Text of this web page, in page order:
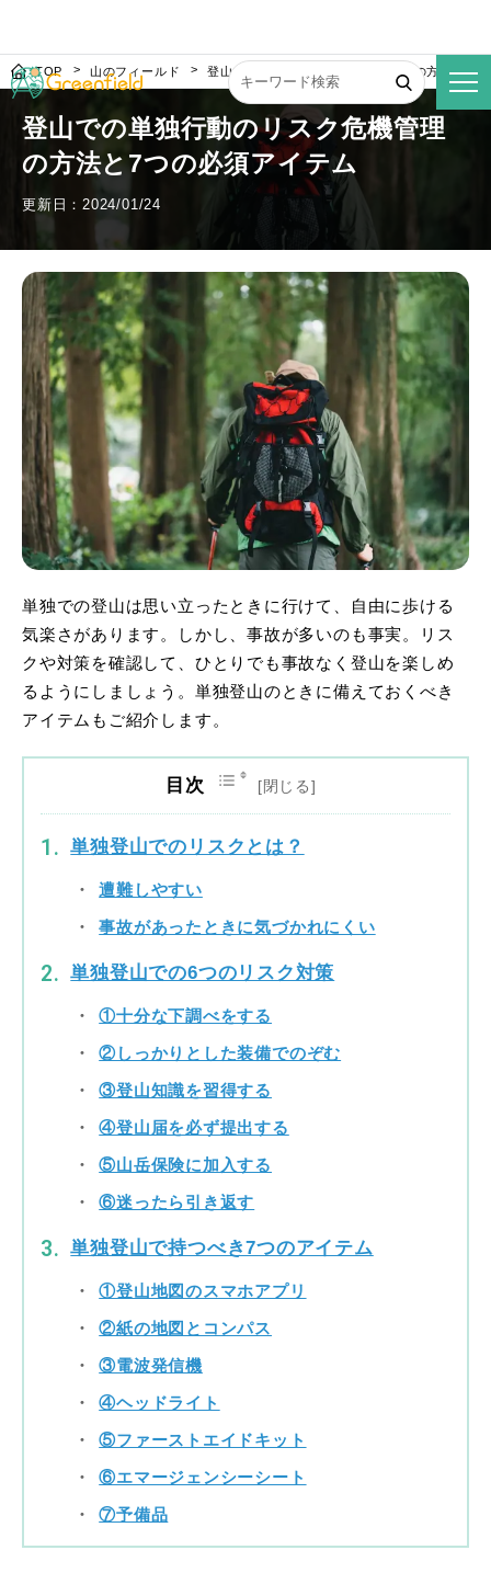
TOP 山のフィールド 登山での単独行動のリスク危機管理の方法と7つ
登山での単独行動のリスク危機管理
の方法と7つの必須アイテム
更新日：2024/01/24
単独での登山は思い立ったときに行けて、自由に歩ける
気楽さがあります。しかし、事故が多いのも事実。リス
クや対策を確認して、ひとりでも事故なく登山を楽しめ
るようにしましょう。単独登山のときに備えておくべき
アイテムもご紹介します。
目次
単独登山でのリスクとは？
遭難しやすい
事故があったときに気づかれにくい
単独登山での6つのリスク対策
①十分な下調べをする
②しっかりとした装備でのぞむ
③登山知識を習得する
④登山届を必ず提出する
⑤山岳保険に加入する
⑥迷ったら引き返す
単独登山で持つべき7つのアイテム
①登山地図のスマホアプリ
②紙の地図とコンパス
③電波発信機
④ヘッドライト
⑤ファーストエイドキット
⑥エマージェンシーシート
⑦予備品